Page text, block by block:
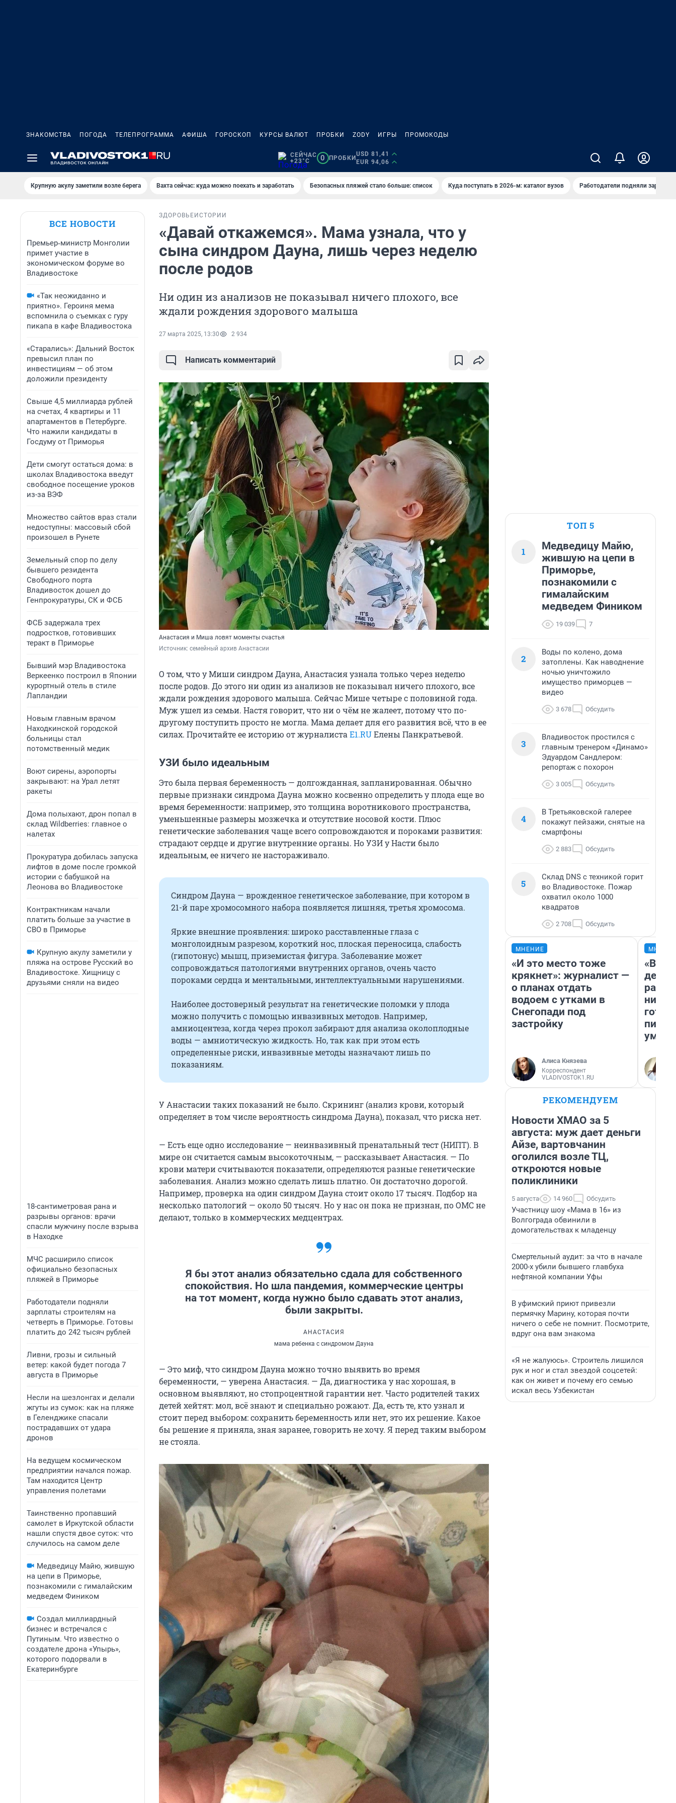
ЗНАКОМСТВА ПОГОДА ТЕЛЕПРОГРАММА АФИША ГОРОСКОП КУРСЫ ВАЛЮТ ПРОБКИ ZODY ИГРЫ ПРОМОКОДЫ
СЕЙЧАС
+23°C
0 ПРОБКИ
USD 81,41
EUR 94,06
Крупную акулу заметили возле берега Вахта сейчас: куда можно поехать и заработать Безопасных пляжей стало больше: список Куда поступать в 2026-м: каталог вузов Работодатели подняли
ВСЕ НОВОСТИ
Премьер‑министр Монголии
примет участие в
экономическом форуме во
Владивостоке
«Так неожиданно и
приятно». Героиня мема
вспомнила о съемках с гуру
пикапа в кафе Владивостока
«Старались»: Дальний Восток
превысил план по
инвестициям — об этом
доложили президенту
Свыше 4,5 миллиарда рублей
на счетах, 4 квартиры и 11
апартаментов в Петербурге.
Что нажили кандидаты в
Госдуму от Приморья
Дети смогут остаться дома: в
школах Владивостока введут
свободное посещение уроков
из-за ВЭФ
Множество сайтов враз стали
недоступны: массовый сбой
произошел в Рунете
Земельный спор по делу
бывшего резидента
Свободного порта
Владивосток дошел до
Генпрокуратуры, СК и ФСБ
ФСБ задержала трех
подростков, готовивших
теракт в Приморье
Бывший мэр Владивостока
Веркеенко построил в Японии
курортный отель в стиле
Лапландии
Новым главным врачом
Находкинской городской
больницы стал
потомственный медик
Воют сирены, аэропорты
закрывают: на Урал летят
ракеты
Дома полыхают, дрон попал в
склад Wildberries: главное о
налетах
Прокуратура добилась запуска
лифтов в доме после громкой
истории с бабушкой на
Леонова во Владивостоке
Контрактникам начали
платить больше за участие в
СВО в Приморье
Крупную акулу заметили у
пляжа на острове Русский во
Владивостоке. Хищницу с
друзьями сняли на видео
18-сантиметровая рана и
разрывы органов: врачи
спасли мужчину после взрыва
в Находке
МЧС расширило список
официально безопасных
пляжей в Приморье
Работодатели подняли
зарплаты строителям на
четверть в Приморье. Готовы
платить до 242 тысяч рублей
Ливни, грозы и сильный
ветер: какой будет погода 7
августа в Приморье
Несли на шезлонгах и делали
жгуты из сумок: как на пляже
в Геленджике спасали
пострадавших от удара
дронов
На ведущем космическом
предприятии начался пожар.
Там находится Центр
управления полетами
Таинственно пропавший
самолет в Иркутской области
нашли спустя двое суток: что
случилось на самом деле
Медведицу Майю, жившую
на цепи в Приморье,
познакомили с гималайским
медведем Фиником
Создал миллиардный
бизнес и встречался с
Путиным. Что известно о
создателе дрона «Упырь»,
которого подорвали в
Екатеринбурге
ЗДОРОВЬЕ ИСТОРИИ
«Давай откажемся». Мама узнала, что у
сына синдром Дауна, лишь через неделю
после родов
Ни один из анализов не показывал ничего плохого, все
ждали рождения здорового малыша
27 марта 2025, 13:30 2 934
Написать комментарий
Анастасия и Миша ловят моменты счастья
Источник: семейный архив Анастасии
О том, что у Миши синдром Дауна, Анастасия узнала только через неделю
после родов. До этого ни один из анализов не показывал ничего плохого, все
ждали рождения здорового малыша. Сейчас Мише четыре с половиной года.
Муж ушел из семьи. Настя говорит, что ни о чём не жалеет, потому что по-
другому поступить просто не могла. Мама делает для его развития всё,что в ее
силах. Прочитайте ее историю от журналиста E1.RUЕлены Панкратьевой.
УЗИ было идеальным
Это была первая беременность — долгожданная, запланированная. Обычно
первые признаки синдрома Дауна можно косвенно определить у плода еще во
время беременности: например, это толщина воротникового пространства,
уменьшенные размеры мозжечка и отсутствие носовой кости. Плюс
генетические заболевания чаще всего сопровождаются и пороками развития:
страдают сердце и другие внутренние органы. Но УЗИ у Насти было
идеальным, ее ничего не настораживало.
Синдром Дауна — врожденное генетическое заболевание, при котором в
21-й паре хромосомного набора появляется лишняя, третья хромосома.
Яркие внешние проявления: широко расставленные глаза с
монголоидным разрезом, короткий нос, плоская переносица, слабость
(гипотонус) мышц, приземистая фигура. Заболевание может
сопровождаться патологиями внутренних органов, очень часто
пороками сердца и ментальными, интеллектуальными нарушениями.
Наиболее достоверный результат на генетические поломки у плода
можно получить с помощью инвазивных методов. Например,
амниоцентеза, когда через прокол забирают для анализа околоплодные
воды — амниотическую жидкость. Но, так как при этом есть
определенные риски, инвазивные методы назначают лишь по
показаниям.
У Анастасии таких показаний не было. Скрининг (анализ крови, который
определяет в том числе вероятность синдрома Дауна), показал, что риска нет.
— Есть еще одно исследование — неинвазивный пренатальный тест (НИПТ). В
мире он считается самым высокоточным, — рассказывает Анастасия. — По
крови матери считываются показатели, определяются разные генетические
заболевания. Анализ можно сделать лишь платно. Он достаточно дорогой.
Например, проверка на один синдром Дауна стоит около 17 тысяч. Подбор на
несколько патологий — около 50 тысяч. Но у нас он пока не признан, по ОМС не
делают, только в коммерческих медцентрах.
Я бы этот анализ обязательно сдала для собственного
спокойствия. Но шла пандемия, коммерческие центры
на тот момент, когда нужно было сдавать этот анализ,
были закрыты.
АНАСТАСИЯ
мама ребенка с синдромом Дауна
— Это миф, что синдром Дауна можно точно выявить во время
беременности, — уверена Анастасия. — Да, диагностика у нас хорошая, в
основном выявляют, но стопроцентной гарантии нет. Часто родителей таких
детей хейтят: мол, всё знают и специально рожают. Да, есть те, кто узнал и
стоит перед выбором: сохранить беременность или нет, это их решение. Какое
бы решение я приняла, зная заранее, говорить не хочу. Я перед таким выбором
не стояла.
ТОП 5
1
Медведицу Майю,
жившую на цепи в
Приморье,
познакомили с
гималайским
медведем Фиником
19 039 7
2
Воды по колено, дома
затоплены. Как наводнение
ночью уничтожило
имущество приморцев —
видео
3 678 Обсудить
3
Владивосток простился с
главным тренером «Динамо»
Эдуардом Сандлером:
репортаж с похорон
3 005 Обсудить
4
В Третьяковской галерее
покажут пейзажи, снятые на
смартфоны
2 883 Обсудить
5
Склад DNS с техникой горит
во Владивостоке. Пожар
охватил около 1000
квадратов
2 708 Обсудить
МНЕНИЕ
«И это место тоже
крякнет»: журналист —
о планах отдать
водоем с утками в
Снегопади под
застройку
Алиса Князева
Корреспондент
VLADIVOSTOK1.RU
РЕКОМЕНДУЕМ
Новости ХМАО за 5
августа: муж дает деньги
Айзе, вартовчанин
оголился возле ТЦ,
откроются новые
поликлиники
5 августа 14 960 Обсудить
Участницу шоу «Мама в 16» из
Волгограда обвинили в
домогательствах к младенцу
Смертельный аудит: за что в начале
2000-х убили бывшего главбуха
нефтяной компании Уфы
В уфимский приют привезли
пермячку Марину, которая почти
ничего о себе не помнит. Посмотрите,
вдруг она вам знакома
«Я не жалуюсь». Строитель лишился
рук и ног и стал звездой соцсетей:
как он живет и почему его семью
искал весь Узбекистан